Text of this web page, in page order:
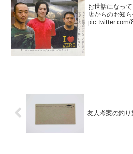
お世話になっ
店からのお知ら
友人考案の釣